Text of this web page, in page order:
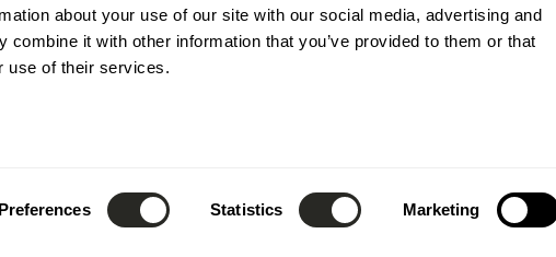
about your use of our site with our social media, advertising and
combine it with other information that you’ve provided to them or that
use of their services.
Preferences Statistics Marketing
Simon
L'entreprise est ouverte du lundi
Ces horaires sont valables hors
jours fériés et période de congé